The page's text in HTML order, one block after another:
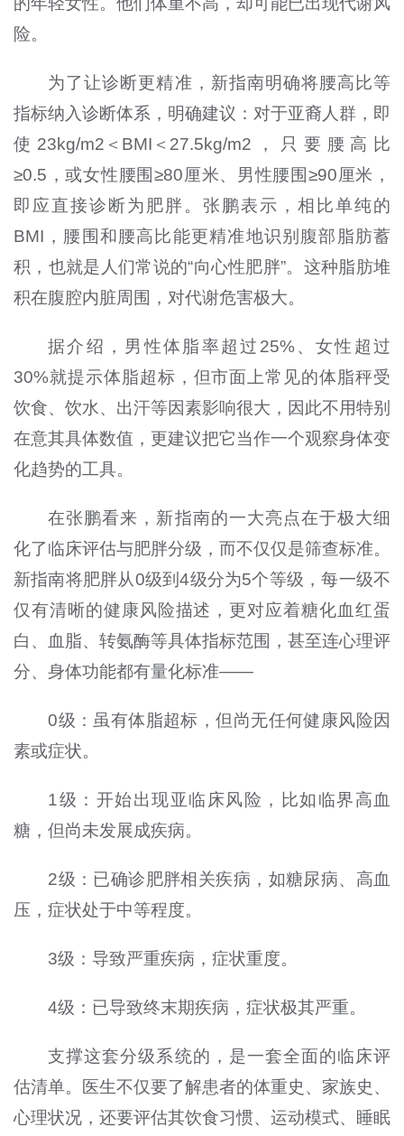
险。
为了让诊断更精准，新指南明确将腰高比等
指标纳入诊断体系，明确建议：对于亚裔人群，即
使23kg/m2＜BMI＜27.5kg/m2，只要腰高比
≥0.5，或女性腰围≥80厘米、男性腰围≥90厘米，
即应直接诊断为肥胖。张鹏表示，相比单纯的
BMI，腰围和腰高比能更精准地识别腹部脂肪蓄
积，也就是人们常说的“向心性肥胖”。这种脂肪堆
积在腹腔内脏周围，对代谢危害极大。
据介绍，男性体脂率超过25%、女性超过
30%就提示体脂超标，但市面上常见的体脂秤受
饮食、饮水、出汗等因素影响很大，因此不用特别
在意其具体数值，更建议把它当作一个观察身体变
化趋势的工具。
在张鹏看来，新指南的一大亮点在于极大细
化了临床评估与肥胖分级，而不仅仅是筛查标准。
新指南将肥胖从0级到4级分为5个等级，每一级不
仅有清晰的健康风险描述，更对应着糖化血红蛋
白、血脂、转氨酶等具体指标范围，甚至连心理评
分、身体功能都有量化标准——
0级：虽有体脂超标，但尚无任何健康风险因
素或症状。
1级：开始出现亚临床风险，比如临界高血
糖，但尚未发展成疾病。
2级：已确诊肥胖相关疾病，如糖尿病、高血
压，症状处于中等程度。
3级：导致严重疾病，症状重度。
4级：已导致终末期疾病，症状极其严重。
支撑这套分级系统的，是一套全面的临床评
估清单。医生不仅要了解患者的体重史、家族史、
心理状况，还要评估其饮食习惯、运动模式、睡眠